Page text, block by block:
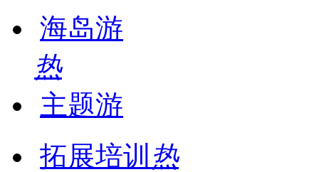
海岛游
热
主题游
拓展培训 热